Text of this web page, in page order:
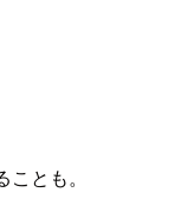
とも。